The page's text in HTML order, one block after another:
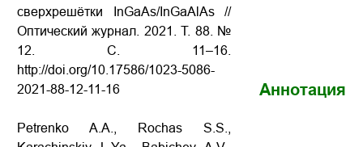
сверхрешётки InGaAs/InGaAlAs //
Оптический журнал. 2021. Т. 88. №
12. С. 11–16.
http://doi.org/10.17586/1023-5086-
2021-88-12-11-16
Petrenko A.A., Rochas S.S.,
Аннотация